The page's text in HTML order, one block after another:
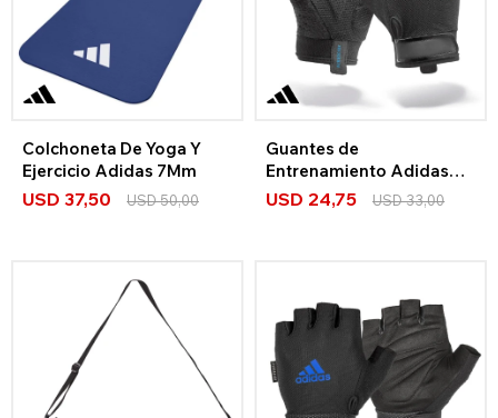
Colchoneta De Yoga Y
Ejercicio Adidas 7Mm
USD 37,50 USD50,00
Guantes de
Entrenamiento Adidas
Essential – Nuevo Logo
USD 24,75 USD33,00